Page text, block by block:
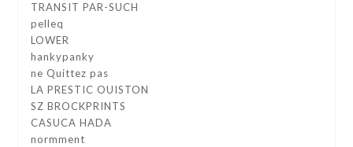
TRANSIT PAR-SUCH
pelleq
LOWER
hankypanky
ne Quittez pas
LA PRESTIC OUISTON
SZ BROCKPRINTS
CASUCA HADA
normment